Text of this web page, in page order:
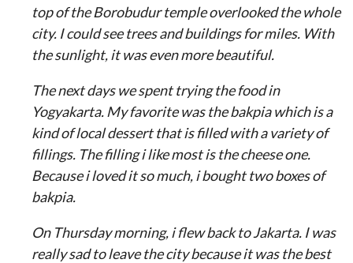
top of the Borobudur temple overlooked the whole
city. I could see trees and buildings for miles. With
the sunlight, it was even more beautiful.
The next days we spent trying the food in
Yogyakarta. My favorite was the bakpia which is a
kind of local dessert that is filled with a variety of
fillings. The filling i like most is the cheese one.
Because i loved it so much, i bought two boxes of
bakpia.
On Thursday morning, i flew back to Jakarta. I was
really sad to leave the city because it was the best